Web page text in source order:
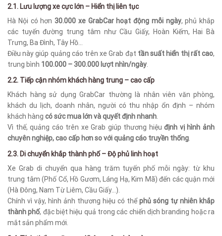
2.1. Lưu lượng xe cực lớn – Hiển thị liên tục
Hà Nội có hơn 30.000 xe GrabCar hoạt động mỗi ngày, phủ khắp
các tuyến đường trung tâm như Cầu Giấy, Hoàn Kiếm, Hai Bà
Trưng, Ba Đình, Tây Hồ…
Điều này giúp quảng cáo trên xe Grab đạt tần suất hiển thị rất cao,
trung bình 100.000 – 300.000 lượt nhìn/ngày
2.2. Tiếp cận nhóm khách hàng trung – cao cấp
Khách hàng sử dụng GrabCar thường là nhân viên văn phòng,
khách du lịch, doanh nhân, người có thu nhập ổn định – nhóm
khách hàng có sức mua lớn và quyết định nhanh
Vì thế, quảng cáo trên xe Grab giúp thương hiệuđịnh vị hình ảnh
chuyên nghiệp, cao cấp hơn so với quảng cáo truyền thống
2.3. Di chuyển khắp thành phố – Độ phủ linh hoạt
Xe Grab di chuyển qua hàng trăm tuyến phố mỗi ngày: từ khu
trung tâm (Phố Cổ, Hồ Gươm, Láng Hạ, Kim Mã) đến các quận mới
(Hà Đông, Nam Từ Liêm, Cầu Giấy…).
Chính vì vậy, hình ảnh thương hiệu có thểphủ sóng tự nhiên khắp
thành phố, đặc biệt hiệu quả trong các chiến dịch branding hoặc ra
mắt sản phẩm mới.